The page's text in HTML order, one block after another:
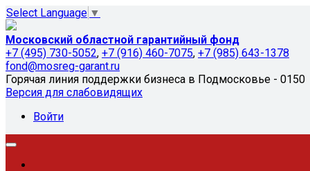
Select Language ▼
Московский областной гарантийный фонд
+7 (495) 730-5052, +7 (916) 460-7075, +7 (985) 643-1378
fond@mosreg-garant.ru
Горячая линия поддержки бизнеса в Подмосковье - 0150
Версия для слабовидящих
Войти